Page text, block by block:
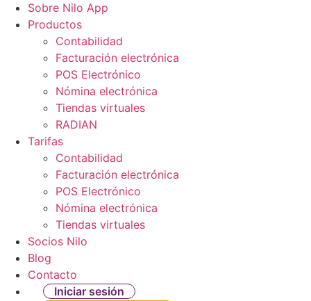
Sobre Nilo App
Productos
Contabilidad
Facturación electrónica
POS Electrónico
Nómina electrónica
Tiendas virtuales
RADIAN
Tarifas
Contabilidad
Facturación electrónica
POS Electrónico
Nómina electrónica
Tiendas virtuales
Socios Nilo
Blog
Contacto
Iniciar sesión